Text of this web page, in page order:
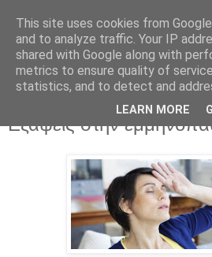
Παρασκευή 12 Ιανουαρίου 2018
Εξάψεις στην
This site uses cookies from
and to analyze traffic. Your IP
shared with Google along with
metrics to ensure quality of
statistics, and to detect and
LEARN MORE